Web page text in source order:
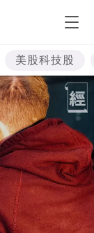
美股科技股